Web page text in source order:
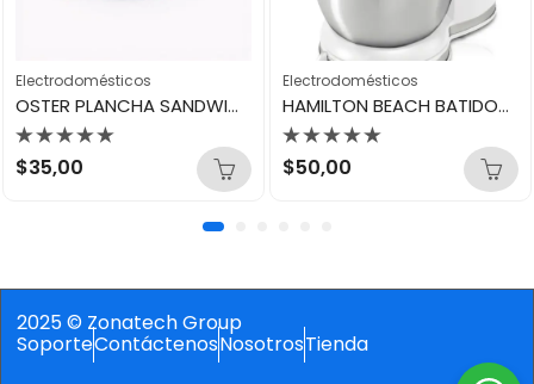
Electrodomésticos
OSTER PLANCHA SANDWICHERA C/PARRILLA REMOVIBLE CKSTSM3891-013
Valorado
con
$35,00
Electrodomésticos
HAMILTON BEACH BATIDORA DE PEDESTAL ACERO 64655
Valorado
con
$50,00
2025 © Zonatech Group
SoporteContáctenosNosotrosTienda